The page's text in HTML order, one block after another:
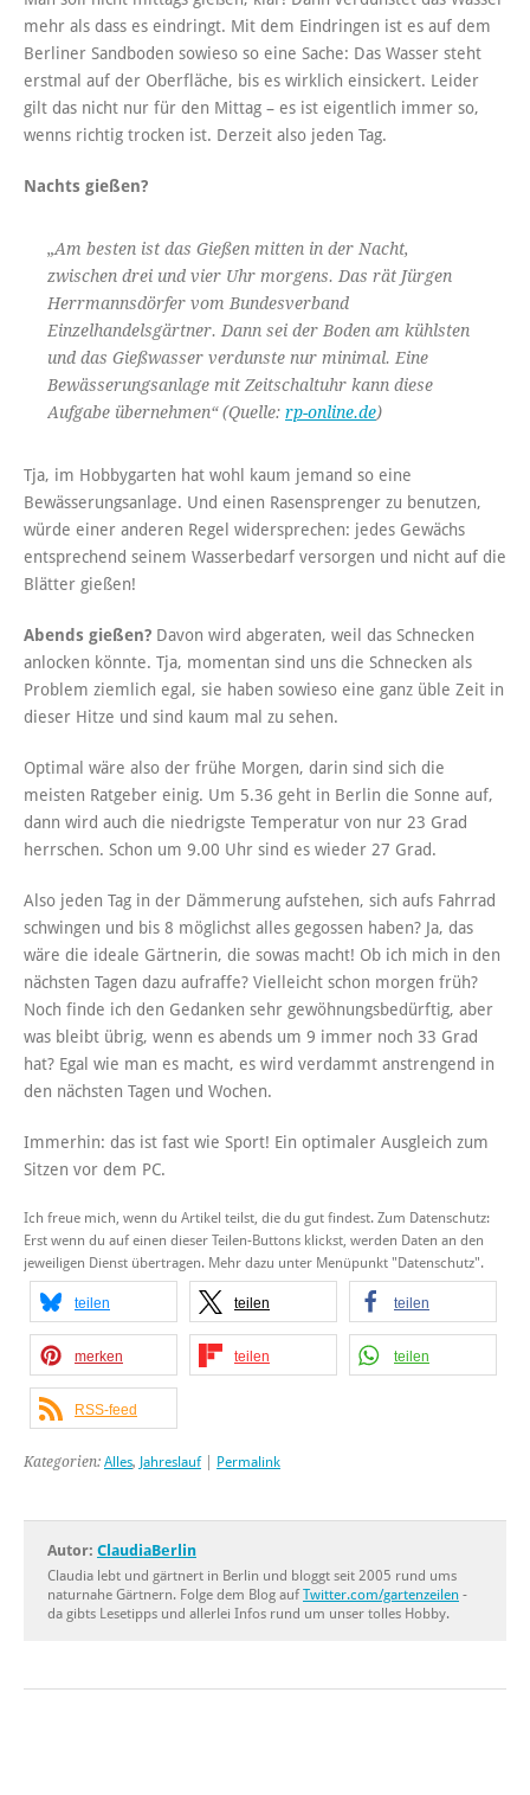
mehr als dass es eindringt. Mit dem Eindringen ist es auf dem
Berliner Sandboden sowieso so eine Sache: Das Wasser steht
erstmal auf der Oberfläche, bis es wirklich einsickert. Leider
gilt das nicht nur für den Mittag – es ist eigentlich immer so,
wenns richtig trocken ist. Derzeit also jeden Tag.
Nachts gießen?
„Am besten ist das Gießen mitten in der Nacht,
zwischen drei und vier Uhr morgens. Das rät Jürgen
Herrmannsdörfer vom Bundesverband
Einzelhandelsgärtner. Dann sei der Boden am kühlsten
und das Gießwasser verdunste nur minimal. Eine
Bewässerungsanlage mit Zeitschaltuhr kann diese
Aufgabe übernehmen“ (Quelle: rp-online.de)
Tja, im Hobbygarten hat wohl kaum jemand so eine
Bewässerungsanlage. Und einen Rasensprenger zu benutzen,
würde einer anderen Regel widersprechen: jedes Gewächs
entsprechend seinem Wasserbedarf versorgen und nicht auf die
Blätter gießen!
Abends gießen? Davon wird abgeraten, weil das Schnecken
anlocken könnte. Tja, momentan sind uns die Schnecken als
Problem ziemlich egal, sie haben sowieso eine ganz üble Zeit in
dieser Hitze und sind kaum mal zu sehen.
Optimal wäre also der frühe Morgen, darin sind sich die
meisten Ratgeber einig. Um 5.36 geht in Berlin die Sonne auf,
dann wird auch die niedrigste Temperatur von nur 23 Grad
herrschen. Schon um 9.00 Uhr sind es wieder 27 Grad.
Also jeden Tag in der Dämmerung aufstehen, sich aufs Fahrrad
schwingen und bis 8 möglichst alles gegossen haben? Ja, das
wäre die ideale Gärtnerin, die sowas macht! Ob ich mich in den
nächsten Tagen dazu aufraffe? Vielleicht schon morgen früh?
Noch finde ich den Gedanken sehr gewöhnungsbedürftig, aber
was bleibt übrig, wenn es abends um 9 immer noch 33 Grad
hat? Egal wie man es macht, es wird verdammt anstrengend in
den nächsten Tagen und Wochen.
Immerhin: das ist fast wie Sport! Ein optimaler Ausgleich zum
Sitzen vor dem PC.
Ich freue mich, wenn du Artikel teilst, die du gut findest. Zum Datenschutz:
Erst wenn du auf einen dieser Teilen-Buttons klickst, werden Daten an den
jeweiligen Dienst übertragen. Mehr dazu unter Menüpunkt "Datenschutz".
teilen teilen teilen
merken teilen teilen
RSS-feed
Kategorien: Alles, Jahreslauf| Permalink
Autor: ClaudiaBerlin
Claudia lebt und gärtnert in Berlin und bloggt seit 2005 rund ums
naturnahe Gärtnern. Folge dem Blog aufTwitter.com/gartenzeilen -
da gibts Lesetipps und allerlei Infos rund um unser tolles Hobby.